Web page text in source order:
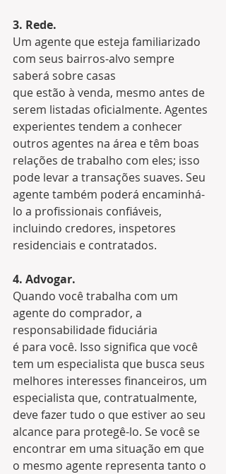
3. Rede.
Um agente que esteja familiarizado
com seus bairros-alvo sempre
saberá sobre casas
que estão à venda, mesmo antes de
serem listadas oficialmente. Agentes
experientes tendem a conhecer
outros agentes na área e têm boas
relações de trabalho com eles; isso
pode levar a transações suaves. Seu
agente também poderá encaminhá-
lo a profissionais confiáveis,
incluindo credores, inspetores
residenciais e contratados.
4. Advogar.
Quando você trabalha com um
agente do comprador, a
responsabilidade fiduciária
é para você. Isso significa que você
tem um especialista que busca seus
melhores interesses financeiros, um
especialista que, contratualmente,
deve fazer tudo o que estiver ao seu
alcance para protegê-lo. Se você se
encontrar em uma situação em que
o mesmo agente representa tanto o